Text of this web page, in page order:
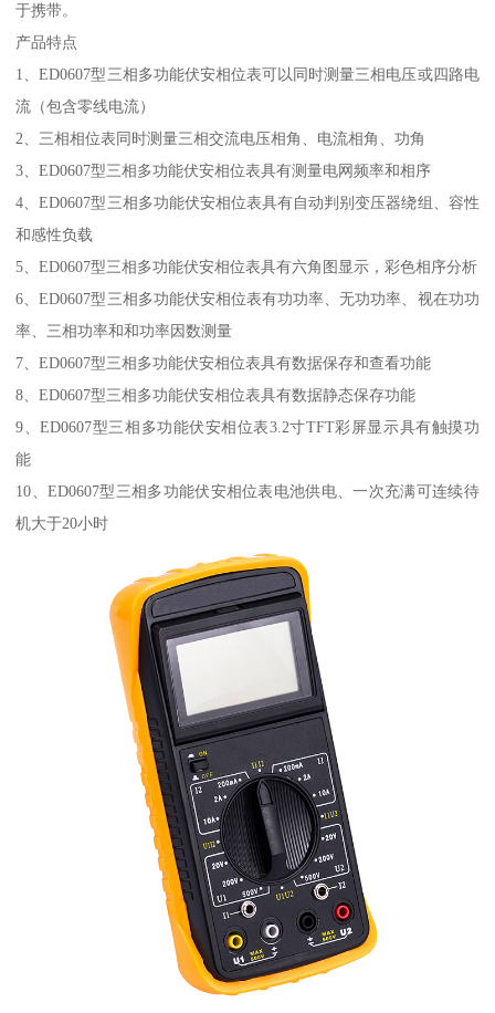
于携带。
产品特点
1、ED0607型三相多功能伏安相位表可以同时测量三相电压或四路电
流（包含零线电流）
2、三相相位表同时测量三相交流电压相角、电流相角、功角
3、ED0607型三相多功能伏安相位表具有测量电网频率和相序
4、ED0607型三相多功能伏安相位表具有自动判别变压器绕组、容性
和感性负载
5、ED0607型三相多功能伏安相位表具有六角图显示，彩色相序分析
6、ED0607型三相多功能伏安相位表有功功率、无功功率、视在功功
率、三相功率和和功率因数测量
7、ED0607型三相多功能伏安相位表具有数据保存和查看功能
8、ED0607型三相多功能伏安相位表具有数据静态保存功能
9、ED0607型三相多功能伏安相位表3.2寸TFT彩屏显示具有触摸功
能
10、ED0607型三相多功能伏安相位表电池供电、一次充满可连续待
机大于20小时